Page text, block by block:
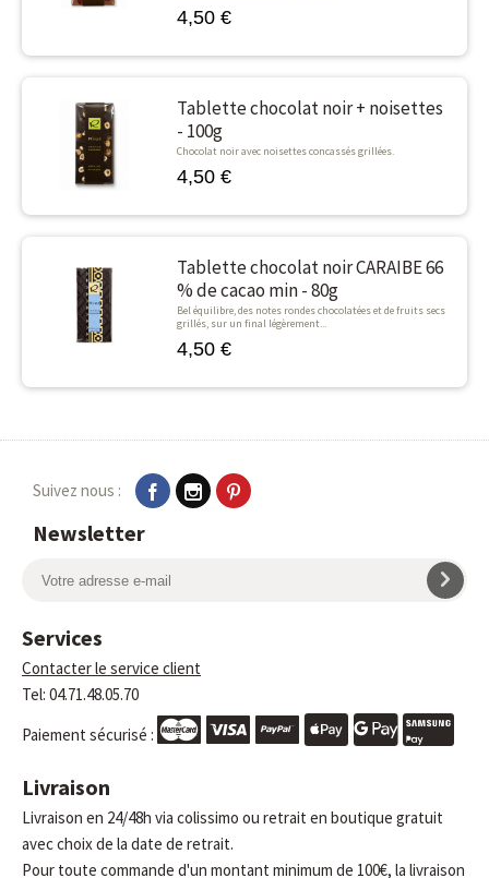
4,50 €
Tablette chocolat noir + noisettes
- 100g
Chocolat noir avec noisettes concassés grillées.
4,50 €
Tablette chocolat noir CARAIBE 66
% de cacao min - 80g
Bel équilibre, des notes rondes chocolatées et de fruits secs
grillés, sur un final légèrement...
4,50 €
Suivez nous :
Newsletter
Services
Contacter le service client
Tel: 04.71.48.05.70
Paiement sécurisé :
Livraison
Livraison en 24/48h via colissimo ou retrait en boutique gratuit
avec choix de la date de retrait.
Pour toute commande d'un montant minimum de 100€, la livraison